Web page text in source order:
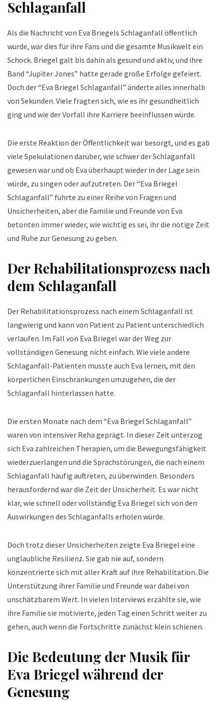
Schlaganfall
Als die Nachricht von Eva Briegels Schlaganfall öffentlich
wurde, war dies für ihre Fans und die gesamte Musikwelt ein
Schock. Briegel galt bis dahin als gesund und aktiv, und ihre
Band “Jupiter Jones” hatte gerade große Erfolge gefeiert.
Doch der “Eva Briegel Schlaganfall” änderte alles innerhalb
von Sekunden. Viele fragten sich, wie es ihr gesundheitlich
ging und wie der Vorfall ihre Karriere beeinflussen würde.
Die erste Reaktion der Öffentlichkeit war besorgt, und es gab
viele Spekulationen darüber, wie schwer der Schlaganfall
gewesen war und ob Eva überhaupt wieder in der Lage sein
würde, zu singen oder aufzutreten. Der “Eva Briegel
Schlaganfall” führte zu einer Reihe von Fragen und
Unsicherheiten, aber die Familie und Freunde von Eva
betonten immer wieder, wie wichtig es sei, ihr die nötige Zeit
und Ruhe zur Genesung zu geben.
Der Rehabilitationsprozess nach
dem Schlaganfall
Der Rehabilitationsprozess nach einem Schlaganfall ist
langwierig und kann von Patient zu Patient unterschiedlich
verlaufen. Im Fall von Eva Briegel war der Weg zur
vollständigen Genesung nicht einfach. Wie viele andere
Schlaganfall-Patienten musste auch Eva lernen, mit den
körperlichen Einschränkungen umzugehen, die der
Schlaganfall hinterlassen hatte.
Die ersten Monate nach dem “Eva Briegel Schlaganfall”
waren von intensiver Reha geprägt. In dieser Zeit unterzog
sich Eva zahlreichen Therapien, um die Bewegungsfähigkeit
wiederzuerlangen und die Sprachstörungen, die nach einem
Schlaganfall häufig auftreten, zu überwinden. Besonders
herausfordernd war die Zeit der Unsicherheit. Es war nicht
klar, wie schnell oder vollständig Eva Briegel sich von den
Auswirkungen des Schlaganfalls erholen würde.
Doch trotz dieser Unsicherheiten zeigte Eva Briegel eine
unglaubliche Resilienz. Sie gab nie auf, sondern
konzentrierte sich mit aller Kraft auf ihre Rehabilitation. Die
Unterstützung ihrer Familie und Freunde war dabei von
unschätzbarem Wert. In vielen Interviews erzählte sie, wie
ihre Familie sie motivierte, jeden Tag einen Schritt weiter zu
gehen, auch wenn die Fortschritte zunächst klein schienen.
Die Bedeutung der Musik für
Eva Briegel während der
Genesung